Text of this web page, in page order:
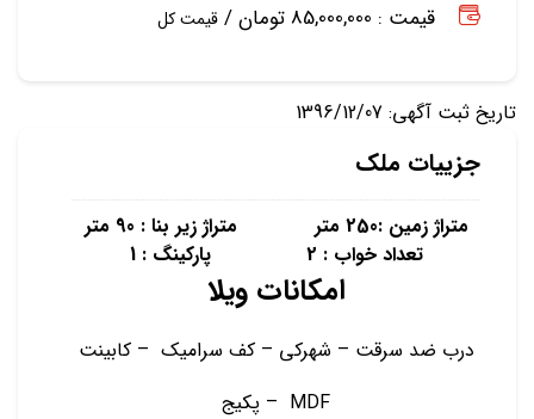
قیمت : 85,000,000 تومان /
قیمت کل
تاریخ ثبت آگهی: 1396/12/07
جزییات ملک
متراژ زمین :250 متر متراژ زیر بنا : 90 متر
تعداد خواب : 2 پارکینگ : 1
امکانات ویلا
درب ضد سرقت – شهرکی – کف سرامیک – کابینت
MDF – پکیج